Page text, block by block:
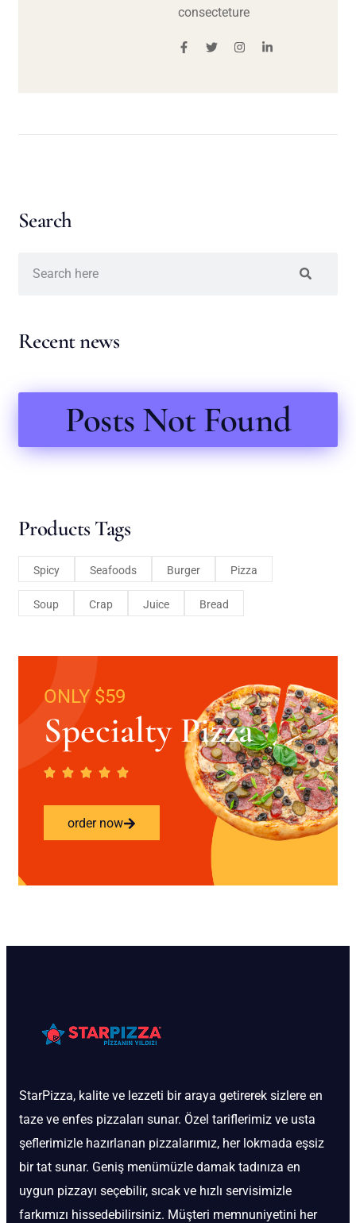
consecteture
Search
Recent news
Posts Not Found
Products Tags
Spicy Seafoods Burger Pizza
Soup Crap Juice Bread
ONLY $59
Specialty Pizza
order now
StarPizza, kalite ve lezzeti bir araya getirerek sizlere en
taze ve enfes pizzaları sunar. Özel tariflerimiz ve usta
şeflerimizle hazırlanan pizzalarımız, her lokmada eşsiz
bir tat sunar. Geniş menümüzle damak tadınıza en
uygun pizzayı seçebilir, sıcak ve hızlı servisimizle
farkımızı hissedebilirsiniz. Müşteri memnuniyetini her